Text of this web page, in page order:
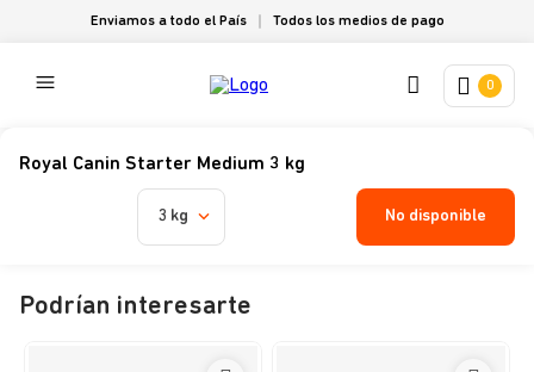
Enviamos a todo el País Todos los medios de pago
0
Royal Canin Starter Medium 3 kg
3 kg No disponible
Podrían interesarte